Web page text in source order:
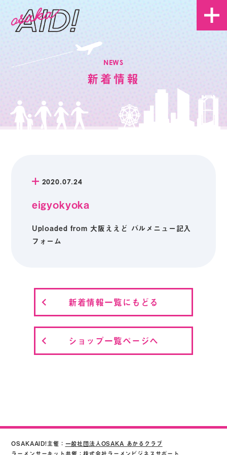
NEWS
新着情報
2020.07.24
eigyokyoka
Uploaded from 大阪ええど バルメニュー記入
フォーム
新着情報一覧にもどる
ショップ一覧ページへ
OSAKAAID!主催： 一般社団法人OSAKA あかるクラブ